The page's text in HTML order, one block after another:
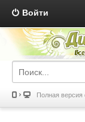
Войти
Полная версия